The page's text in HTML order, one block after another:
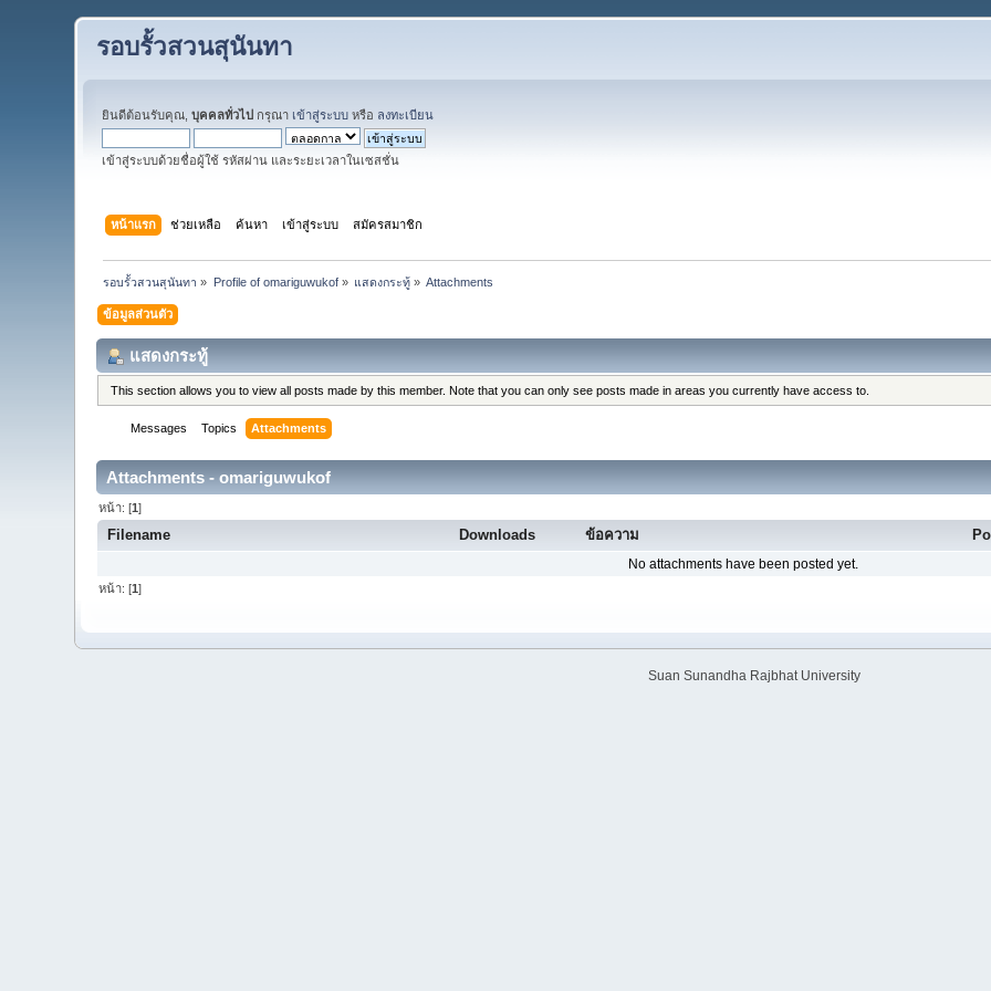
รอบรั้วสวนสุนันทา
ยินดีต้อนรับคุณ,บุคคลทั่วไป กรุณา เข้าสู่ระบบ หรือ ลงทะเบียน
เข้าสู่ระบบด้วยชื่อผู้ใช้ รหัสผ่าน และระยะเวลาในเซสชั่น
หน้าแรก ช่วยเหลือ ค้นหา เข้าสู่ระบบ สมัครสมาชิก
รอบรั้วสวนสุนันทา » Profile of omariguwukof» แสดงกระทู้ » Attachments
ข้อมูลส่วนตัว
แสดงกระทู้
This section allows you to view all posts made by this member. Note that you can only see posts made in areas you currently have access to.
Messages Topics Attachments
Attachments - omariguwukof
หน้า: [1]
Filename Downloads ข้อความ
No attachments have been posted yet.
หน้า: [1]
Suan Sunandha Rajbhat University